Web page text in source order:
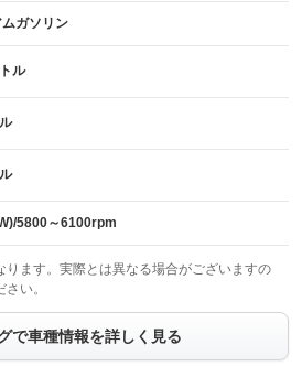
オットマン
：装備なし
：装備あり
フロントカメラ
：装備あり
ガソリン
ル
5800～6100rpm
ます。実際とは異なる場合がございますの
い。
で車種情報を詳しく見る